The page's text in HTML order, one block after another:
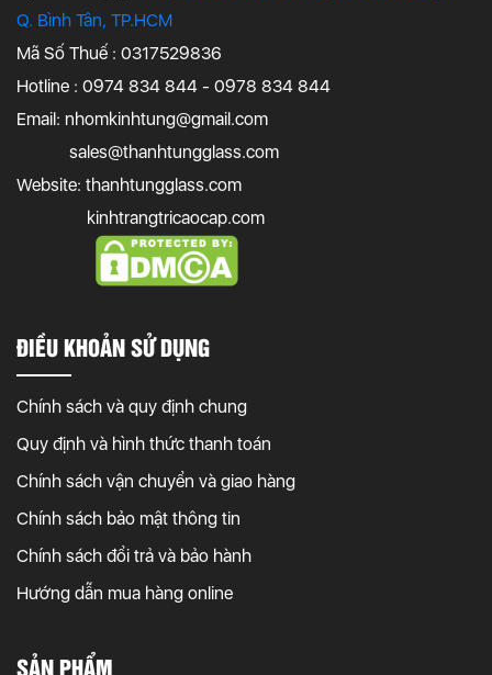
Q. Bình Tân, TP.HCM
Mã Số Thuế : 0317529836
Hotline : 0974 834 844 - 0978 834 844
Email: nhomkinhtung@gmail.com
sales@thanhtungglass.com
Website: thanhtungglass.com
kinhtrangtricaocap.com
ĐIỀU KHOẢN SỬ DỤNG
Chính sách và quy định chung
Quy định và hình thức thanh toán
Chính sách vận chuyển và giao hàng
Chính sách bảo mật thông tin
Chính sách đổi trả và bảo hành
Hướng dẫn mua hàng online
SẢN PHẨM